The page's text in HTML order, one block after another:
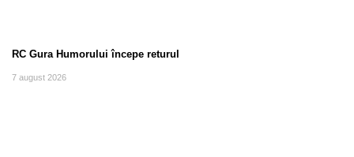
RC Gura Humorului începe returul
7 august 2026